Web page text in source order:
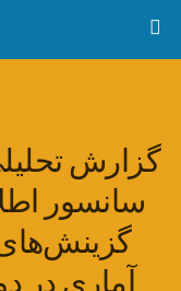
گزارش
سانسور
آماری در